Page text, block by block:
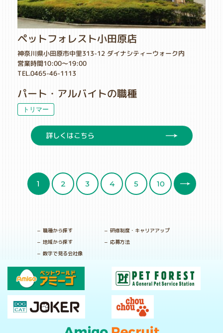
ペットフォレスト小田原店
神奈川県小田原市中里313-12 ダイナシティーウォーク内
営業時間10:00～19:00
TEL.0465-46-1113
パート・アルバイトの職種
トリマー
詳しくはこちら
1 2 3 4 5 10
職種から探す
研修制度・キャリアアップ
地域から探す
応募方法
数字で見る会社像